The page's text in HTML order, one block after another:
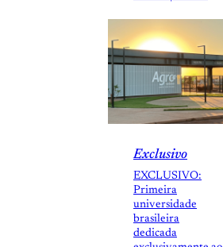
Exclusivo
EXCLUSIVO:
Primeira
universidade
brasileira
dedicada